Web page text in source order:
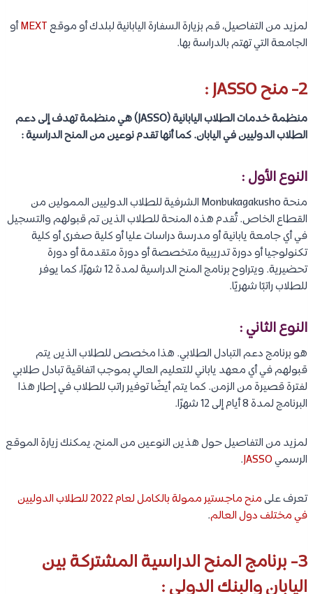
لمزيد من التفاصيل، قم بزيارة السفارة اليابانية لبلدك أو موقعMEXTأو
الجامعة التي تهتم بالدراسة بها.
2- منح JASSO :
منظمة خدمات الطلاب اليابانية (JASSO) هي منظمة تهدف إلى دعم
الطلاب الدوليين في اليابان. كما أنها تقدم نوعين من المنح الدراسية :
النوع الأول :
منحة Monbukagakusho الشرفية للطلاب الدوليين الممولين من
القطاع الخاص. تُقدم هذه المنحة للطلاب الذين تم قبولهم والتسجيل
في أي جامعة يابانية أو مدرسة دراسات عليا أو كلية صغرى أو كلية
تكنولوجيا أو دورة تدريبية متخصصة أو دورة متقدمة أو دورة
تحضيرية. ويتراوح برنامج المنح الدراسية لمدة 12 شهرًا، كما يوفر
للطلاب راتبًا شهريًا.
النوع الثاني :
هو برنامج دعم التبادل الطلابي. هذا مخصص للطلاب الذين يتم
قبولهم في أي معهد ياباني للتعليم العالي بموجب اتفاقية تبادل طلابي
لفترة قصيرة من الزمن. كما يتم أيضًا توفير راتب للطلاب في إطار هذا
البرنامج لمدة 8 أيام إلى 12 شهرًا.
لمزيد من التفاصيل حول هذين النوعين من المنح، يمكنك زيارة الموقع
الرسميJASSO
.
تعرف على
منح ماجستير ممولة بالكامل لعام 2022 للطلاب الدوليين
في مختلف دول العالم.
3- برنامج المنح الدراسية المشتركة بين
اليابان والبنك الدولي :